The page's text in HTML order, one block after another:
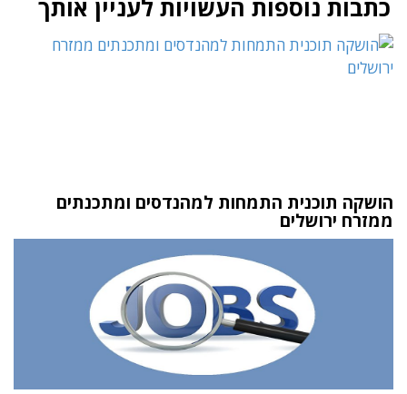
כתבות נוספות העשויות לעניין אותך
הושקה תוכנית התמחות למהנדסים ומתכנתים
ממזרח ירושלים